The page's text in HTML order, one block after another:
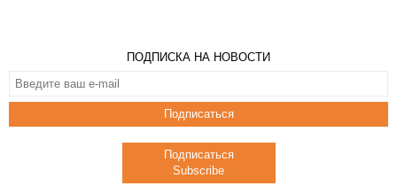
ПОДПИСКА НА НОВОСТИ
Подписаться
Подписаться
Subscribe